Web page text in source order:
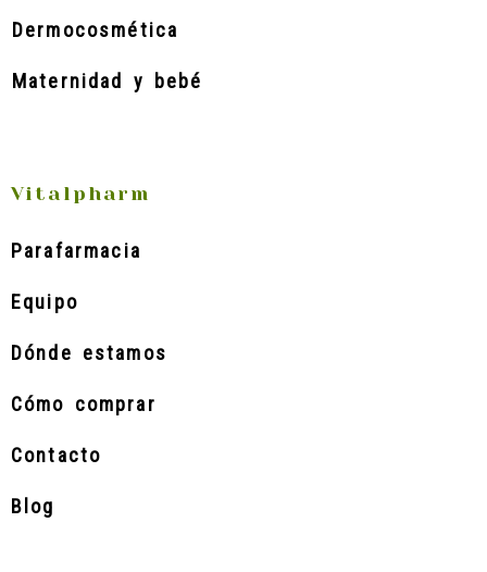
Dermocosmética
Maternidad y bebé
Vitalpharm
Parafarmacia
Equipo
Dónde estamos
Cómo comprar
Contacto
Blog